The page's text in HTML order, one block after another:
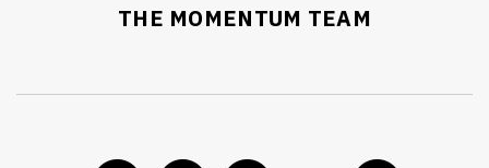
THE MOMENTUM TEAM